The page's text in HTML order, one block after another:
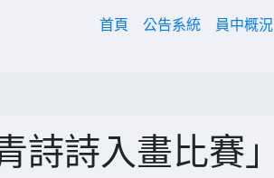
首頁 (current)
公告系統 員中概況
詩詩入畫比賽」